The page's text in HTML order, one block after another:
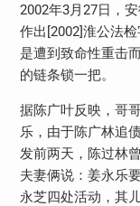
2002年3月27日，
作出[2002]淮公法
是遭到致命性重击
的链条锁一把。
据陈广叶反映，哥
乐，由于陈广林追
发前两天，陈过林
夫妻俩说：姜永乐
永芝四处活动，其